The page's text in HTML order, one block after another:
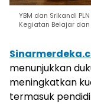
YBM dan Srikandi
Kegiatan Belajar
menunjukkan
meningkatkan
termasuk